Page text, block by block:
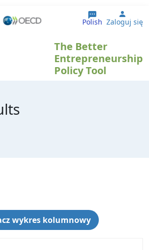
Polish User
Zaloguj się
The Better
Entrepreneurship
Policy Tool
wykres kolumnowy